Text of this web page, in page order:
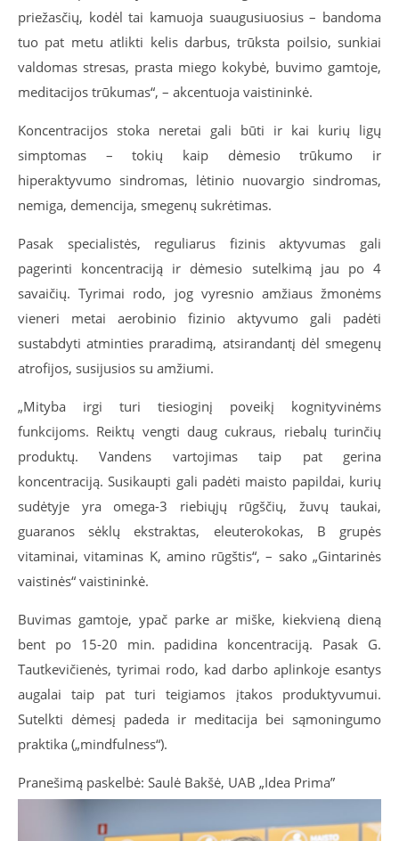
priežasčių, kodėl tai kamuoja suaugusiuosius – bandoma
tuo pat metu atlikti kelis darbus, trūksta poilsio, sunkiai
valdomas stresas, prasta miego kokybė, buvimo gamtoje,
meditacijos trūkumas“, – akcentuoja vaistininkė.
Koncentracijos stoka neretai gali būti ir kai kurių ligų
simptomas – tokių kaip dėmesio trūkumo ir
hiperaktyvumo sindromas, lėtinio nuovargio sindromas,
nemiga, demencija, smegenų sukrėtimas.
Pasak specialistės, reguliarus fizinis aktyvumas gali
pagerinti koncentraciją ir dėmesio sutelkimą jau po 4
savaičių. Tyrimai rodo, jog vyresnio amžiaus žmonėms
vieneri metai aerobinio fizinio aktyvumo gali padėti
sustabdyti atminties praradimą, atsirandantį dėl smegenų
atrofijos, susijusios su amžiumi.
„Mityba irgi turi tiesioginį poveikį kognityvinėms
funkcijoms. Reiktų vengti daug cukraus, riebalų turinčių
produktų. Vandens vartojimas taip pat gerina
koncentraciją. Susikaupti gali padėti maisto papildai, kurių
sudėtyje yra omega-3 riebiųjų rūgščių, žuvų taukai,
guaranos sėklų ekstraktas, eleuterokokas, B grupės
vitaminai, vitaminas K, amino rūgštis“, – sako „Gintarinės
vaistinės“ vaistininkė.
Buvimas gamtoje, ypač parke ar miške, kiekvieną dieną
bent po 15-20 min. padidina koncentraciją. Pasak G.
Tautkevičienės, tyrimai rodo, kad darbo aplinkoje esantys
augalai taip pat turi teigiamos įtakos produktyvumui.
Sutelkti dėmesį padeda ir meditacija bei sąmoningumo
praktika („mindfulness“).
Pranešimą paskelbė: Saulė Bakšė, UAB „Idea Prima”